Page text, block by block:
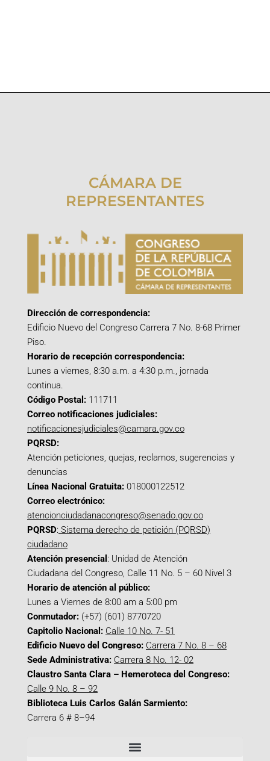
CÁMARA DE
REPRESENTANTES
Dirección de correspondencia:
Edificio Nuevo del Congreso Carrera 7 No. 8-68 Primer
Piso.
Horario de recepción correspondencia:
Lunes a viernes, 8:30 a.m. a 4:30 p.m., jornada
continua.
Código Postal: 111711
Correo notificaciones judiciales:
notificacionesjudiciales@camara.gov.co
PQRSD:
Atención peticiones, quejas, reclamos, sugerencias y
denuncias
Línea Nacional Gratuita: 018000122512
Correo electrónico:
atencionciudadanacongreso@senado.gov.co
PQRSD: Sistema derecho de petición (PQRSD)
ciudadano
Atención presencial : Unidad de Atención
Ciudadana del Congreso, Calle 11 No. 5 – 60 Nivel 3
Horario de atención al público:
Lunes a Viernes de 8:00 am a 5:00 pm
Conmutador: (+57) (601) 8770720
Capitolio Nacional: Calle 10 No. 7- 51
Edificio Nuevo del Congreso: Carrera 7 No. 8 – 68
Sede Administrativa: Carrera 8 No. 12- 02
Claustro Santa Clara – Hemeroteca del Congreso:
Calle 9 No. 8 – 92
Biblioteca Luis Carlos Galán Sarmiento:
Carrera 6 # 8–94